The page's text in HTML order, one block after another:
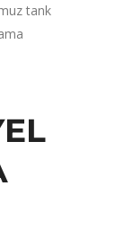
tank